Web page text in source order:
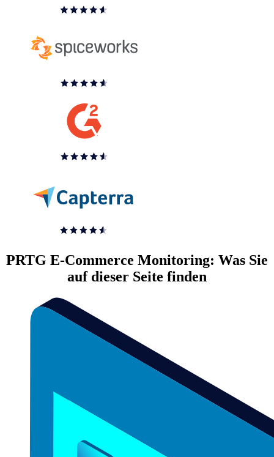
PRTG E-Commerce Monitoring: Was Sie
auf dieser Seite finden